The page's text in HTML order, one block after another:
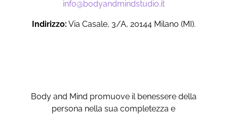
info@bodyandmindstudio.it
Indirizzo: Via Casale, 3/A, 20144 Milano (MI).
Body and Mind promuove il benessere della
persona nella sua completezza e